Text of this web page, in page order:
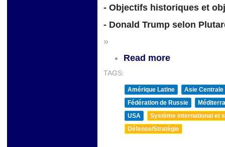
- Objectifs historiques et
- Donald Trump selon
»
Read more
TAGS:
Amérique Latine
Asie Centrale
Fédération de Russie
USA
Système international et
Défense/Stratégie